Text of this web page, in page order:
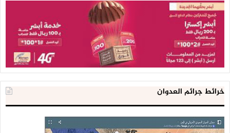
خرائط جرائم العدوان